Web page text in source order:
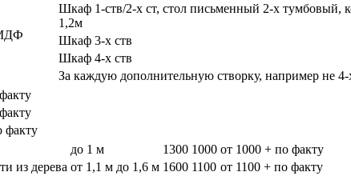
Шкаф 1-ств/2-х ст, стол письменный 2-х тумбовый,
1,2м
Шкаф 3-х ств
Шкаф 4-х ств
За каждую дополнительную створку, например не 4-
факту
из дерева
до 1 м 1300 1000 от 1000 + по факту
от 1,1 м до 1,6 м 1600 1100 от 1100 + по факту